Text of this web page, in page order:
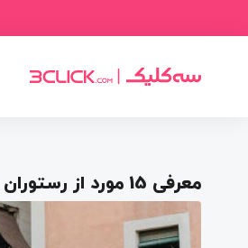
معرفی 15 مورد از رستوران های ارزان در بارسلونا